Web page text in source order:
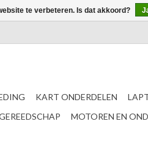
KART ONDERDELEN
MOTOREN EN
te verbeteren. Is dat akkoord?